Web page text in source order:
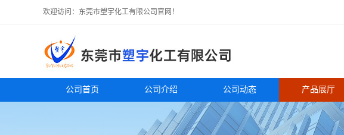
欢迎访问：东莞市塑宇化工有限公司官网！
公司首页 公司介绍 公司动态 产品展厅